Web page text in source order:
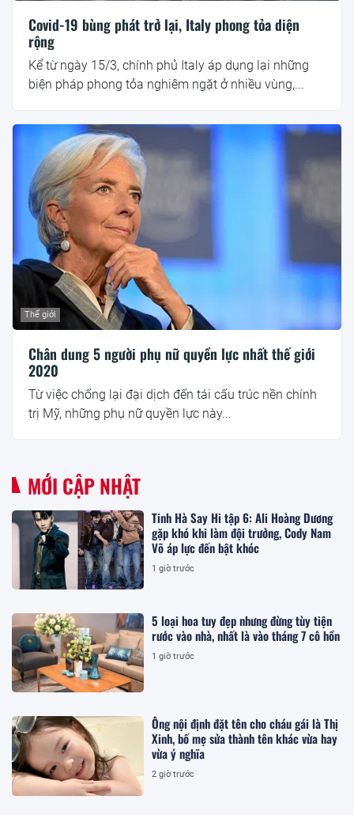
Covid-19 bùng phát trở lại, Italy phong tỏa diện
rộng
Kể từ ngày 15/3, chính phủ Italy áp dụng lại những
biện pháp phong tỏa nghiêm ngặt ở nhiều vùng,...
Thế giới
Chân dung 5 người phụ nữ quyền lực nhất thế giới
2020
Từ việc chống lại đại dịch đến tái cấu trúc nền chính
trị Mỹ, những phụ nữ quyền lực này...
MỚI CẬP NHẬT
Tinh Hà Say Hi tập 6: Ali Hoàng Dương
gặp khó khi làm đội trưởng, Cody Nam
Võ áp lực đến bật khóc
1 giờ trước
5 loại hoa tuy đẹp nhưng đừng tùy tiện
rước vào nhà, nhất là vào tháng 7 cô hồn
1 giờ trước
Ông nội định đặt tên cho cháu gái là Thị
Xinh, bố mẹ sửa thành tên khác vừa hay
vừa ý nghĩa
2 giờ trước